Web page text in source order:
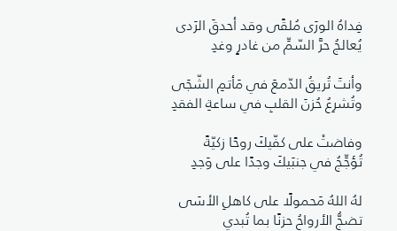
فِداهُ الورَى مُلقًى وقد أحدقَ الرَدى
يُعالجُ حرَّ السّمِّ من غادرٍ وغدِ
وأنتَ تُريقُ الدّمعَ في مَأتمِ الشّجَى
وتُشرِعُ حُزنَ القلبِ في ساعةِ الفقدِ
وفاضتْ على كفّيكَ روحًا زكيّةً
تُؤجِّجُ في جنبَيكَ وجدًا على وَجدِ
لهُ اللهُ مَحمولًا على كاهلِ الأسَى
تضجُّ الأرواحُ حزنًا بما تُبدي